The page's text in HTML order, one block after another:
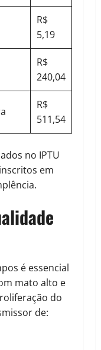
R$
5,19
R$
240,04
R$
511,54
no IPTU
em
é essencial
mato alto e
do
de: